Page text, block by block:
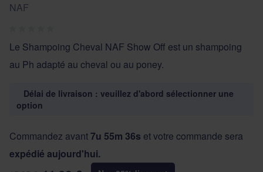
NAF
Le Shampoing Cheval NAF Show Off est un shampoing
au Ph adapté au cheval ou au poney.
Délai de livraison : veuillez d'abord sélectionner une
option
Commandez avant7u 55m 36s et votre commande sera
expédié aujourd'hui.